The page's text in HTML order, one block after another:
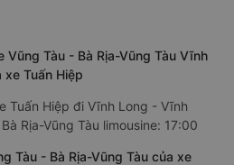
Vũng Tàu - Bà Rịa-Vũng Tàu Vĩnh
Tuấn Hiệp
Tuấn Hiệp đi Vĩnh Long - Vĩnh
Rịa-Vũng Tàu limousine: 17:00
Tàu - Bà Rịa-Vũng Tàu của xe